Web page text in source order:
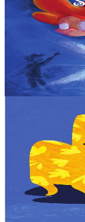
L’urinoir
Milig voulait
des regards. C’était
recherche du
En stock
12,00 €
Voir
Acheter
Ma grande
Dino et Bruna sont
humeur massacrante
sûr, elle se
En stock12,00 €
Voir
Acheter